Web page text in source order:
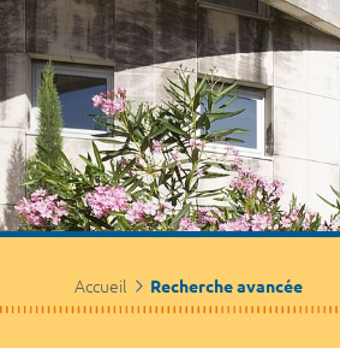
Accueil Recherche avancée